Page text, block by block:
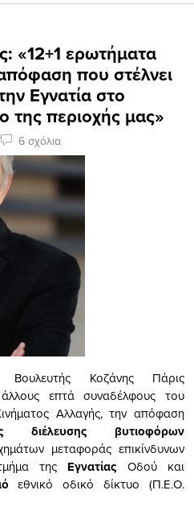
«12+1 ερωτήματα
που στέλνει
Εγνατία στο
της περιοχής μας»
6 σχόλια
Κοζάνης Πάρις
επτά συναδέλφους του
Αλλαγής, την απόφαση
διέλευσης βυτιοφόρων
μεταφοράς επικίνδυνων
της Εγνατίας Οδού και
εθνικό οδικό δίκτυο (Π.Ε.Ο.